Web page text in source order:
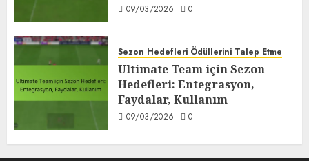
09/03/2026 0
Sezon Hedefleri Ödüllerini Talep Etme
Ultimate Team için Sezon
Hedefleri: Entegrasyon,
Faydalar, Kullanım
09/03/2026 0